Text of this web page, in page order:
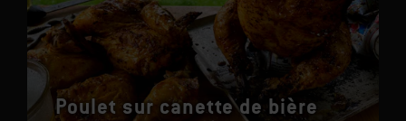
Poulet sur canette de bière